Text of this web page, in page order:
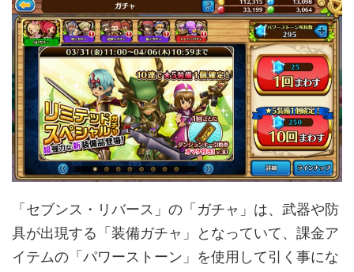
「セブンス・リバース」の「ガチャ」は、武器や防
具が出現する「装備ガチャ」となっていて、課金ア
イテムの「パワーストーン」を使用して引く事にな